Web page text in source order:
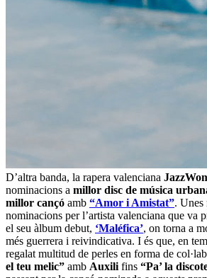
D’altra banda, la rapera valenciana
nominacions a millor disc de música
millor cançó amb “Amor i Amistat”. Unes
nominacions per l’artista valenciana que va
el seu àlbum debut, ‘Maléfica’, on torna a
més guerrera i reivindicativa. I és que, en
regalat multitud de perles en forma de
el teu melic” amb Auxili fins “Pa’ la